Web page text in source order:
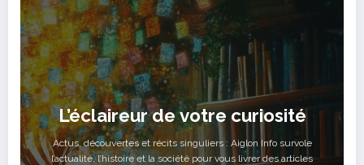
L’éclaireur de votre curiosité
Actus, découvertes et récits singuliers : Aiglon Info survole
l’actualité, l’histoire et la société pour vous livrer des articles